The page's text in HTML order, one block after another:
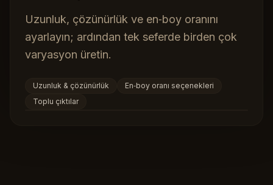
Uzunluk, çözünürlük ve en‑boy oranını
ayarlayın; ardından tek seferde birden çok
varyasyon üretin.
Uzunluk & çözünürlük
En‑boy oranı seçenekleri
Toplu çıktılar